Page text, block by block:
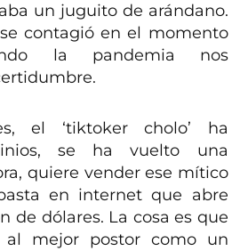
un juguito de arándano.
contagió en el momento
la pandemia nos
el ‘tiktoker cholo’ ha
se ha vuelto una
quiere vender ese mítico
en internet que abre
de dólares. La cosa es que
al mejor postor como un